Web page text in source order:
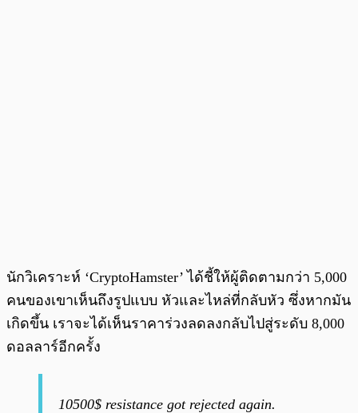
นักวิเคราะห์ ‘CryptoHamster’ ได้ชี้ให้ผู้ติดตามกว่า 5,000
คนของเขาเห็นถึงรูปแบบ หัวและไหล่ที่กลับหัว ซึ่งหากมัน
เกิดขึ้น เราจะได้เห็นราคาร่วงลดลงกลับไปสู่ระดับ 8,000
ดอลลาร์อีกครั้ง
10500$ resistance got rejected again.